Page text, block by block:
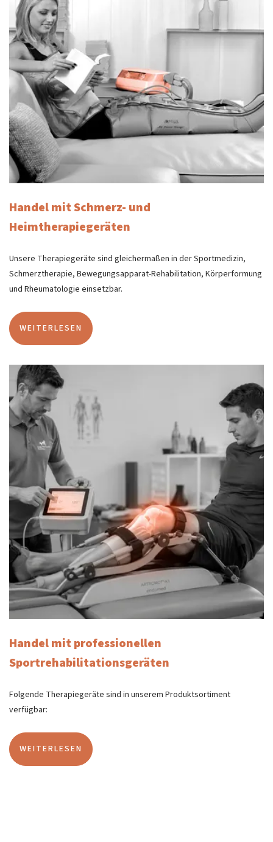
Handel mit Schmerz- und
Heimtherapiegeräten
Unsere Therapiegeräte sind gleichermaßen in der Sportmedizin,
Schmerztherapie, Bewegungsapparat-Rehabilitation, Körperformung
und Rheumatologie einsetzbar.
WEITERLESEN
Handel mit professionellen
Sportrehabilitationsgeräten
Folgende Therapiegeräte sind in unserem Produktsortiment
verfügbar:
WEITERLESEN